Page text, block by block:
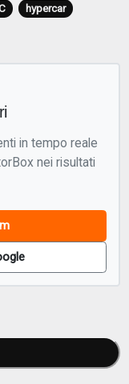
hypercar
in tempo reale
nei risultati